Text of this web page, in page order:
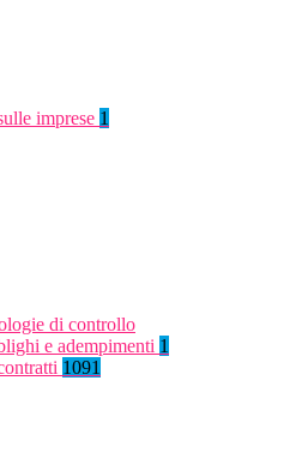
imprese 1
di controllo
e adempimenti 1
1091